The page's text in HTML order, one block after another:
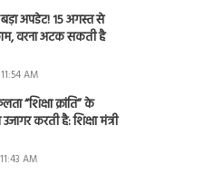
बड़ा अपडेट! 15 अगस्त से
वरना अटक सकती है
AM
“शिक्षा क्रांति” के
करती है: शिक्षा मंत्री
AM